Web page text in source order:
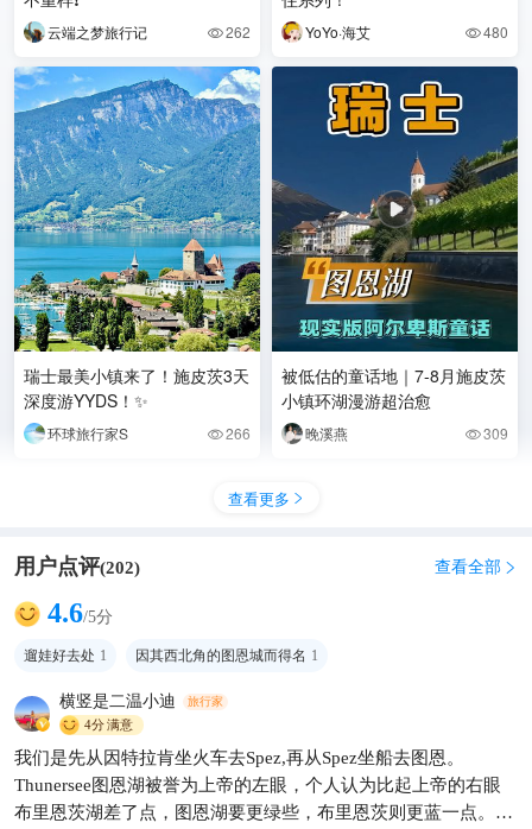
云端之梦旅行记 262
瑞士最美小镇来了！施皮茨3天
深度游YYDS！✨
环球旅行家S 266
最梦幻的火车旅行🚞
既见山海 走着瞧
YoYo·海艾 480
被低估的童话地｜7-8月施皮茨
小镇环湖漫游超治愈
晚溪燕 309
查看更多 
用户点评(202) 查看全部 
4.6/5分
遛娃好去处 1 因其西北角的图恩城而得名 1
横竖是二温小迪 旅行家
4分满意
我们是先从因特拉肯坐火车去Spez,再从Spez坐船去图恩。
Thunersee图恩湖被誉为上帝的左眼，个人认为比起上帝的右眼
布里恩茨湖差了点，图恩湖要更绿些，布里恩茨则更蓝一点。当